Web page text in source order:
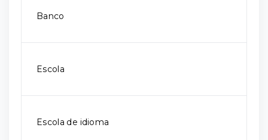
Banco
Escola
Escola de idioma